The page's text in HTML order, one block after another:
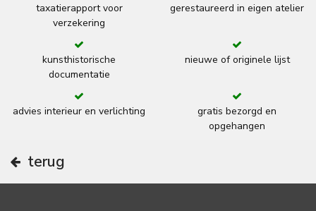
taxatierapport voor
verzekering
gerestaureerd in eigen atelier
kunsthistorische
documentatie
nieuwe of originele lijst
advies interieur en verlichting
gratis bezorgd en
opgehangen
terug